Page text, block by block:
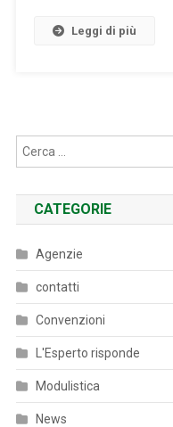
Leggi di più
CATEGORIE
Agenzie
contatti
Convenzioni
L'Esperto risponde
Modulistica
News